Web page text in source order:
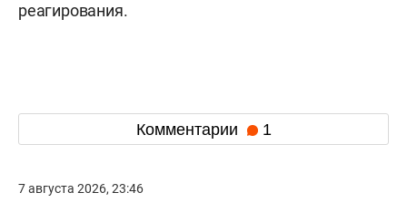
реагирования.
Комментарии 1
7 августа 2026, 23:46